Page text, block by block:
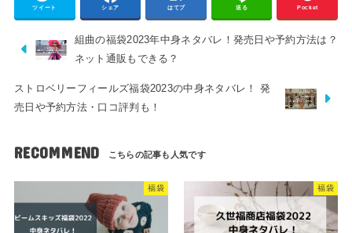
ツイート シェア はてブ 送る Pocket
組曲の福袋2023年中身ネタバレ！発売日や予約方法は？
ネット通販もできる？
ストロベリーフィールズ福袋2023の中身ネタバレ！ 発
売日や予約方法・口コ評判も！
RECOMMEND
福袋 福袋